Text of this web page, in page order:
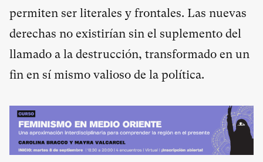
permiten ser literales y frontales. Las nuevas
derechas no existirían sin el suplemento del
llamado a la destrucción, transformado en un
fin en sí mismo valioso de la política.